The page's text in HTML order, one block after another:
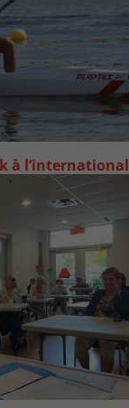
à l’international